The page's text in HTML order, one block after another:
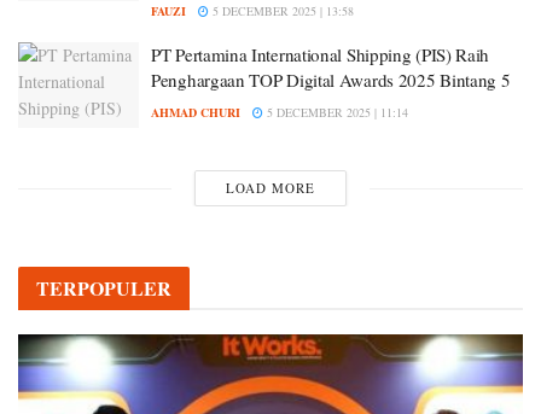
FAUZI 5 DECEMBER 2025 | 13:58
PT Pertamina International Shipping (PIS) Raih
Penghargaan TOP Digital Awards 2025 Bintang 5
AHMAD CHURI 5 DECEMBER 2025 | 11:14
LOAD MORE
TERPOPULER